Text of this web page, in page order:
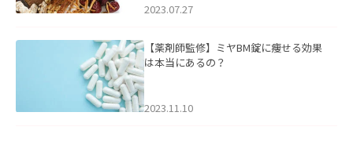
2023.07.27
【薬剤師監修】ミヤBM錠に痩せる効果
は本当にあるの？
2023.11.10